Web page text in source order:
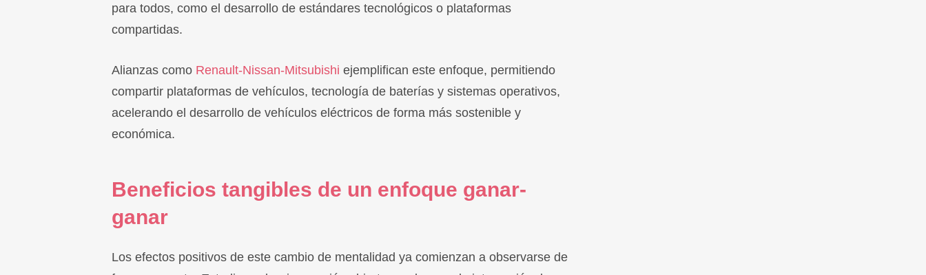
para todos, como el desarrollo de estándares tecnológicos o plataformas
compartidas.
Alianzas como Renault-Nissan-Mitsubishi ejemplifican este enfoque, permitiendo
compartir plataformas de vehículos, tecnología de baterías y sistemas operativos,
acelerando el desarrollo de vehículos eléctricos de forma más sostenible y
económica.
Beneficios tangibles de un enfoque ganar-
ganar
Los efectos positivos de este cambio de mentalidad ya comienzan a observarse de